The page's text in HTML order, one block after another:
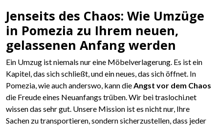
Jenseits des Chaos: Wie Umzüge
in Pomezia zu Ihrem neuen,
gelassenen Anfang werden
Ein Umzug ist niemals nur eine Möbelverlagerung. Es ist ein
Kapitel, das sich schließt, und ein neues, das sich öffnet. In
Pomezia, wie auch anderswo, kann dieAngst vor dem Chaos
die Freude eines Neuanfangs trüben. Wir bei traslochi.net
wissen das sehr gut. Unsere Mission ist es nicht nur, Ihre
Sachen zu transportieren, sondern sicherzustellen, dass jeder